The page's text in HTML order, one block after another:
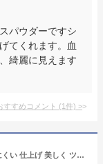
パウダーですシ
てくれます。血
綺麗に見えます
すすめコメント (1件) >
エクスボーテ フェイスパウダー マスク つきにくい 仕上げ 美しく ツヤ感 ハイエンドルース N ルーセント カラー 日本製 美容成分 フェイス ボディ 素肌感 (4g)